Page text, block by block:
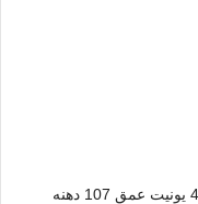
رک 42 یونیت عمق 107 دهنه